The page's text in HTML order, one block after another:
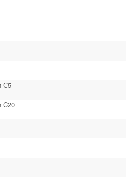
С5
C20